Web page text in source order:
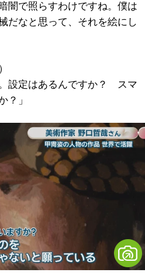
闇で照らすわけですね。僕は
だなと思って、それを絵にし
設定はあるんですか？ スマ
？」